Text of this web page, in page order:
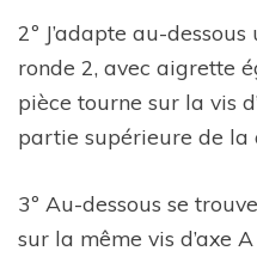
2º J’adapte au-
ronde 2, avec aigrette
pièce tourne sur la vis
partie supérieure de la
3º Au-dessous se
sur la même vis d’axe